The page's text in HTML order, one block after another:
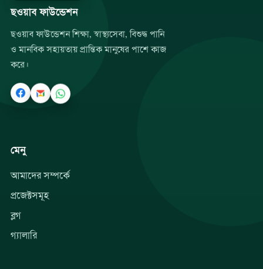
ছওয়াব ফাউন্ডেশন
ছওয়াব ফাউন্ডেশন শিক্ষা, স্বাস্থ্যসেবা, বিশুদ্ধ পানি
ও মানবিক সহায়তায় প্রান্তিক মানুষের পাশে কাজ
করে।
মেনু
আমাদের সম্পর্কে
প্রজেক্টসমূহ
ব্লগ
গ্যালারি